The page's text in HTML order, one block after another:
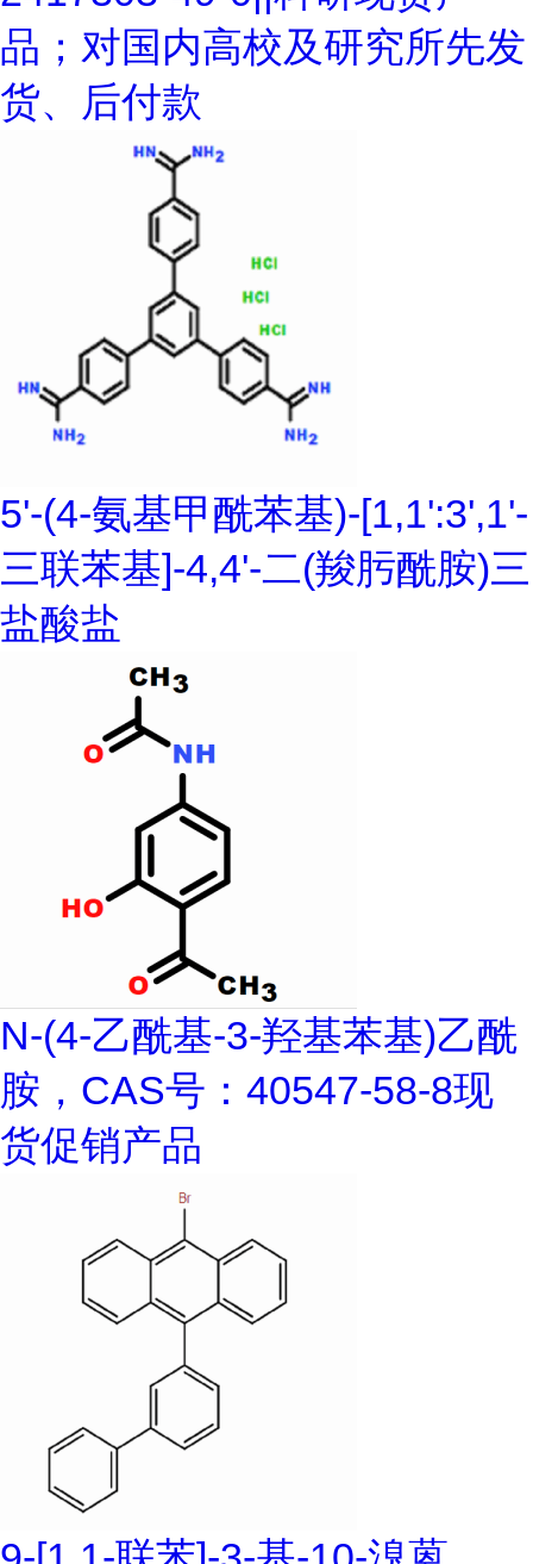
品；对国内高校及研究所先发
货、后付款
5'-(4-氨基甲酰苯基)-[1,1':3',1'-
三联苯基]-4,4'-二(羧肟酰胺)三
盐酸盐
N-(4-乙酰基-3-羟基苯基)乙酰
胺，CAS号：40547-58-8现
货促销产品